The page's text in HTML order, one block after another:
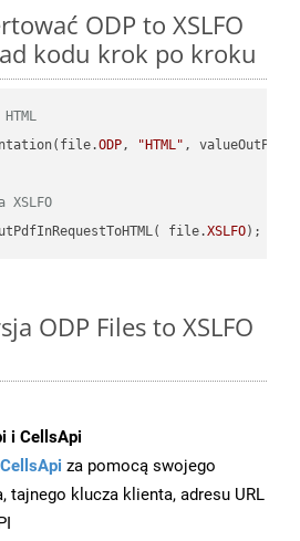
ODP to XSLFO
kodu krok po kroku
ODP, "HTML" ,
file.XSLFO
ODP Files to XSLFO
i CellsApi
CellsApi za pomocą swojego
tajnego klucza klienta, adresu URL